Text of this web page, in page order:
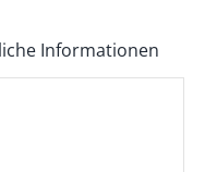
Informationen